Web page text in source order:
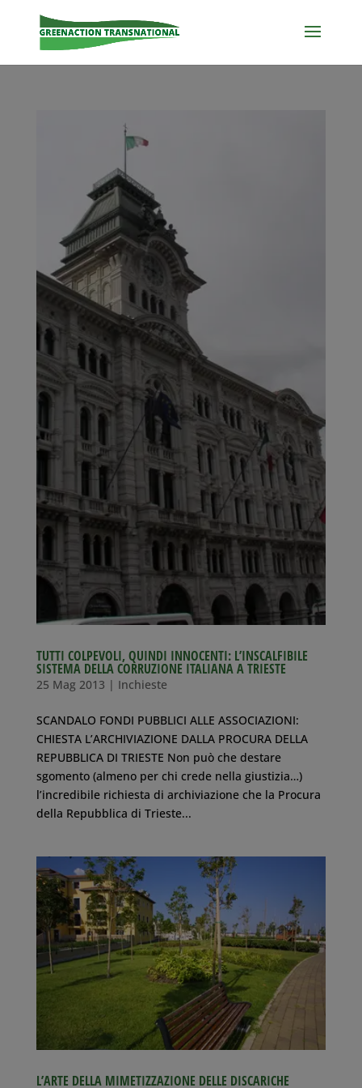
TUTTI COLPEVOLI, QUINDI INNOCENTI: L’INSCALFIBILE
SISTEMA DELLA CORRUZIONE ITALIANA A TRIESTE
25 Mag 2013 | Inchieste
SCANDALO FONDI PUBBLICI ALLE ASSOCIAZIONI:
CHIESTA L’ARCHIVIAZIONE DALLA PROCURA DELLA
REPUBBLICA DI TRIESTE Non può che destare
sgomento (almeno per chi crede nella giustizia…)
l’incredibile richiesta di archiviazione che la Procura
della Repubblica di Trieste...
L’ARTE DELLA MIMETIZZAZIONE DELLE DISCARICHE